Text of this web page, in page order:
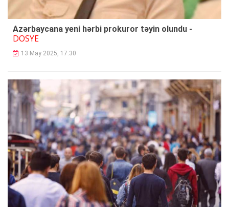
Azərbaycana yeni hərbi prokuror təyin olundu -
DOSYE
13 May 2025, 17:30